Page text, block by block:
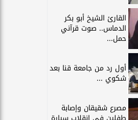
القارئ الشيخ أبو بكر
الدماس.. صوت قرآني
حمل...
أول رد من جامعة قنا بعد
شكوي ...
مصرع شقيقان وإصابة